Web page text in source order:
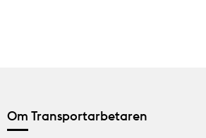
Om Transportarbetaren